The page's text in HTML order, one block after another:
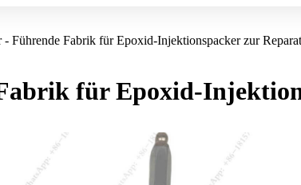
- Führende Fabrik für Epoxid-Injektionspacker zur
für Epoxid-